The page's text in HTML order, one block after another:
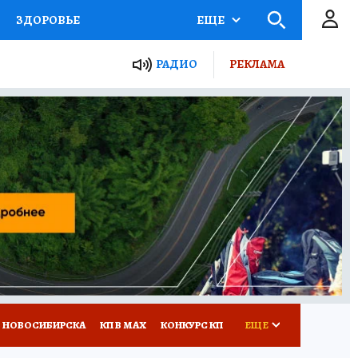
ЗДОРОВЬЕ
Я ЗНАЮ СЕМЬЯ
СЕРИАЛЫ
ВСЕ О КП РАДИО КП
ЕЩЕ
РАДИО РЕКЛАМА
КП В МАХ КОНКУРС КП ЕЩЕ